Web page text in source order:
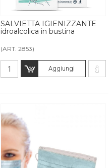
SALVIETTA IGIENIZZANTE
idroalcolica in bustina
(ART. 2853)
Aggiungi